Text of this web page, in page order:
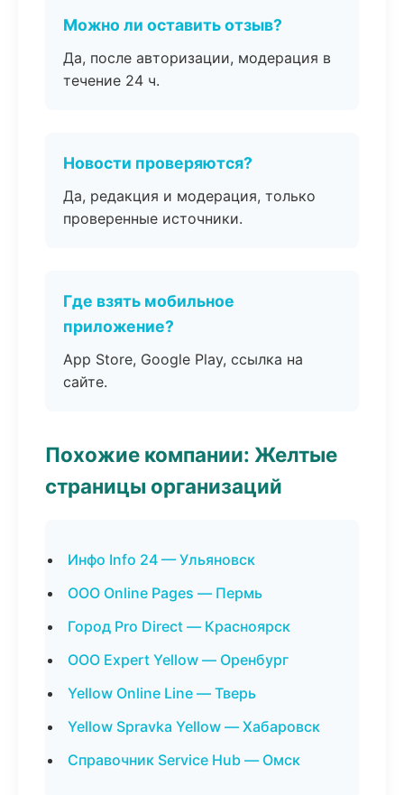
Можно ли оставить отзыв?
Да, после авторизации, модерация в
течение 24 ч.
Новости проверяются?
Да, редакция и модерация, только
проверенные источники.
Где взять мобильное
приложение?
App Store, Google Play, ссылка на
сайте.
Похожие компании: Желтые
страницы организаций
Инфо Info 24 — Ульяновск
ООО Online Pages — Пермь
Город Pro Direct — Красноярск
ООО Expert Yellow — Оренбург
Yellow Online Line — Тверь
Yellow Spravka Yellow — Хабаровск
Справочник Service Hub — Омск